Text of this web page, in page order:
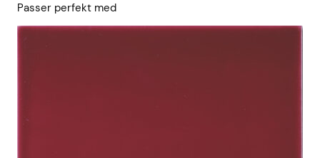
Passer perfekt med